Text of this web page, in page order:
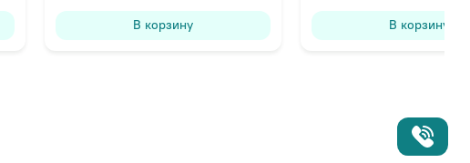
В корзину В корзину